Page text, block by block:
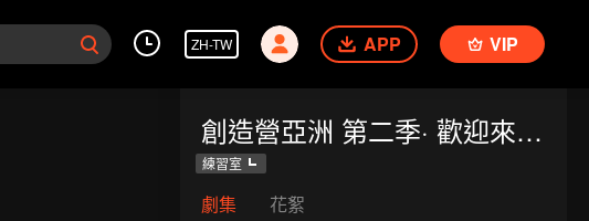
ZH-TW APP VIP
創造營亞洲 第二季· 歡迎來到練習室
練習室
劇集 花絮